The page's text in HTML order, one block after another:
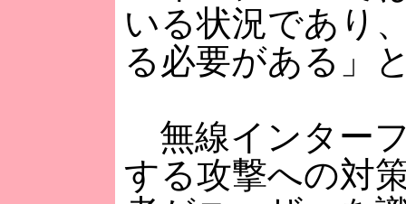
いる状況であり
る必要がある」
無線インター
する攻撃への対